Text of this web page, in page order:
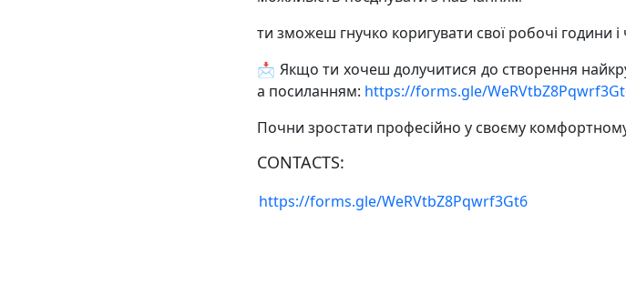
ти зможеш гнучко коригувати свої робочі години
📩 Якщо ти хочеш долучитися до створення
а посиланням: https://forms.gle/
Почни зростати професійно у своєму
CONTACTS:
https://forms.gle/WeRVtbZ8Pqwrf3Gt6